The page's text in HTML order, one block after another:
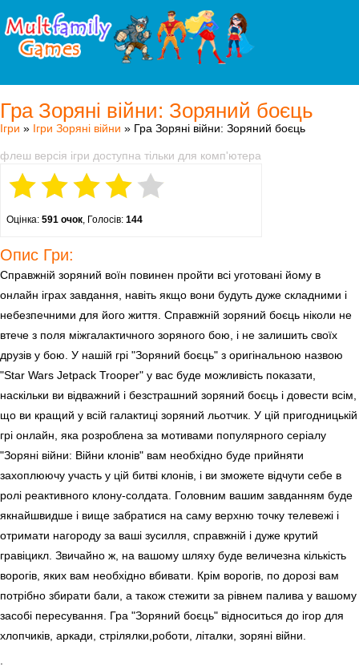
Гра Зоряні війни: Зоряний боєць
Ігри » Ігри Зоряні війни » Гра Зоряні війни: Зоряний боєць
флеш версія ігри доступна тільки для комп'ютера
Оцінка: 591 очок, Голосів: 144
Опис Гри:
Справжній зоряний воїн повинен пройти всі уготовані йому в
онлайн іграх завдання, навіть якщо вони будуть дуже складними і
небезпечними для його життя. Справжній зоряний боєць ніколи не
втече з поля міжгалактичного зоряного бою, і не залишить своїх
друзів у бою. У нашій грі "Зоряний боєць" з оригінальною назвою
"Star Wars Jetpack Trooper" у вас буде можливість показати,
наскільки ви відважний і безстрашний зоряний боєць і довести всім,
що ви кращий у всій галактиці зоряний льотчик. У цій пригодницькій
грі онлайн, яка розроблена за мотивами популярного серіалу
"Зоряні війни: Війни клонів" вам необхідно буде прийняти
захоплюючу участь у цій битві клонів, і ви зможете відчути себе в
ролі реактивного клону-солдата. Головним вашим завданням буде
якнайшвидше і вище забратися на саму верхню точку телевежі і
отримати нагороду за ваші зусилля, справжній і дуже крутий
гравіцикл. Звичайно ж, на вашому шляху буде величезна кількість
ворогів, яких вам необхідно вбивати. Крім ворогів, по дорозі вам
потрібно збирати бали, а також стежити за рівнем палива у вашому
засобі пересування. Гра "Зоряний боєць" відноситься до ігор для
хлопчиків, аркади, стрілялки,роботи, літалки, зоряні війни.